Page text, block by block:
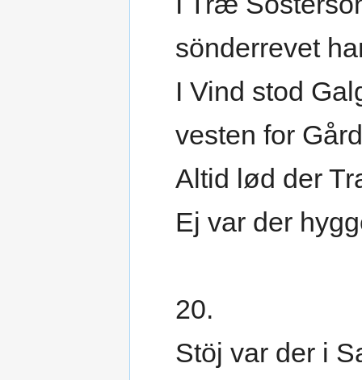
sönderrevet
I Vind stod
vesten for
Altid lød der
Ej var der
20.
Stöj var der i